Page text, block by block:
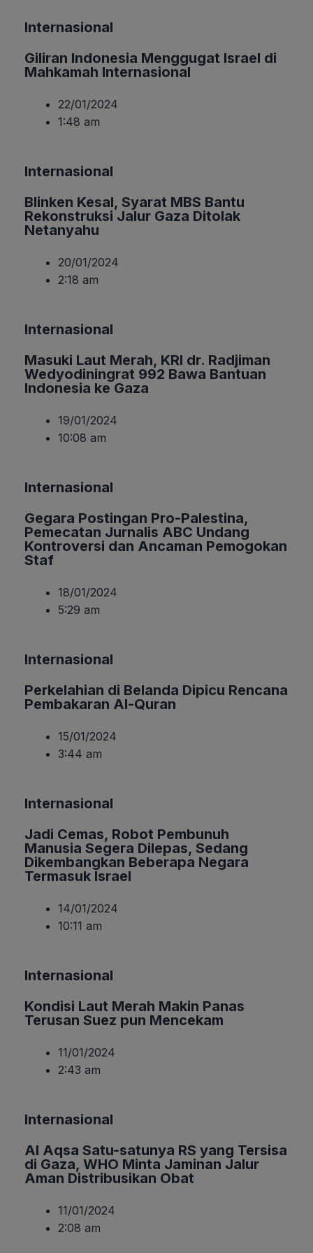
Internasional
Giliran Indonesia Menggugat Israel di
Mahkamah Internasional
22/01/2024
1:48 am
Internasional
Blinken Kesal, Syarat MBS Bantu
Rekonstruksi Jalur Gaza Ditolak
Netanyahu
20/01/2024
2:18 am
Internasional
Masuki Laut Merah, KRI dr. Radjiman
Wedyodiningrat 992 Bawa Bantuan
Indonesia ke Gaza
19/01/2024
10:08 am
Internasional
Gegara Postingan Pro-Palestina,
Pemecatan Jurnalis ABC Undang
Kontroversi dan Ancaman Pemogokan
Staf
18/01/2024
5:29 am
Internasional
Perkelahian di Belanda Dipicu Rencana
Pembakaran Al-Quran
15/01/2024
3:44 am
Internasional
Jadi Cemas, Robot Pembunuh
Manusia Segera Dilepas, Sedang
Dikembangkan Beberapa Negara
Termasuk Israel
14/01/2024
10:11 am
Internasional
Kondisi Laut Merah Makin Panas
Terusan Suez pun Mencekam
11/01/2024
2:43 am
Internasional
Al Aqsa Satu-satunya RS yang Tersisa
di Gaza, WHO Minta Jaminan Jalur
Aman Distribusikan Obat
11/01/2024
2:08 am